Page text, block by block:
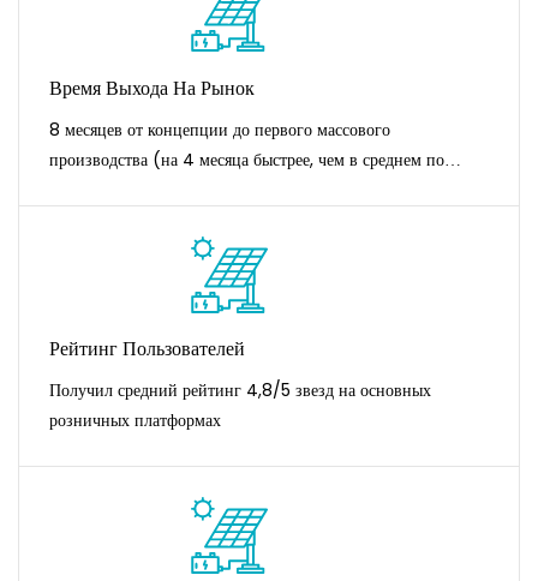
Время Выхода На Рынок
8 месяцев от концепции до первого массового
производства (на 4 месяца быстрее, чем в среднем по
Рейтинг Пользователей
Получил средний рейтинг 4,8/5 звезд на основных
розничных платформах